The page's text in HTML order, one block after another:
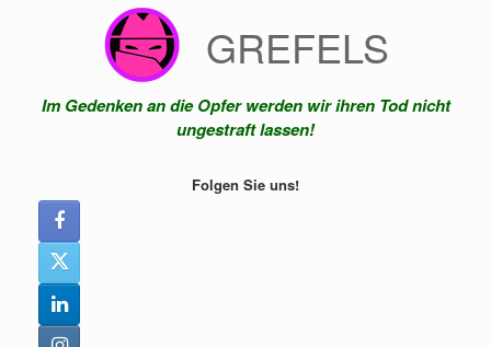
GREFELS
Im Gedenken an die Opfer werden wir ihren Tod nicht
ungestraft lassen!
Folgen Sie uns!